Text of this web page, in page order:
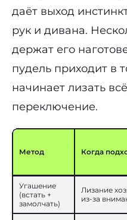
даёт выход
рук и дивана.
держат его
пудель приходит в
начинает лизать
переключение.
Метод Когда
Угашение
(встать +
замолчать)
Лизание
из-за